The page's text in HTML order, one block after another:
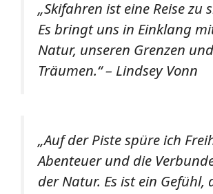
„Skifahren ist eine Reise zu
Es bringt uns in Einklang
Natur, unseren Grenzen
Träumen.“ – Lindsey Vonn
„Auf der Piste spüre ich
Abenteuer und die
der Natur. Es ist ein Gefühl,